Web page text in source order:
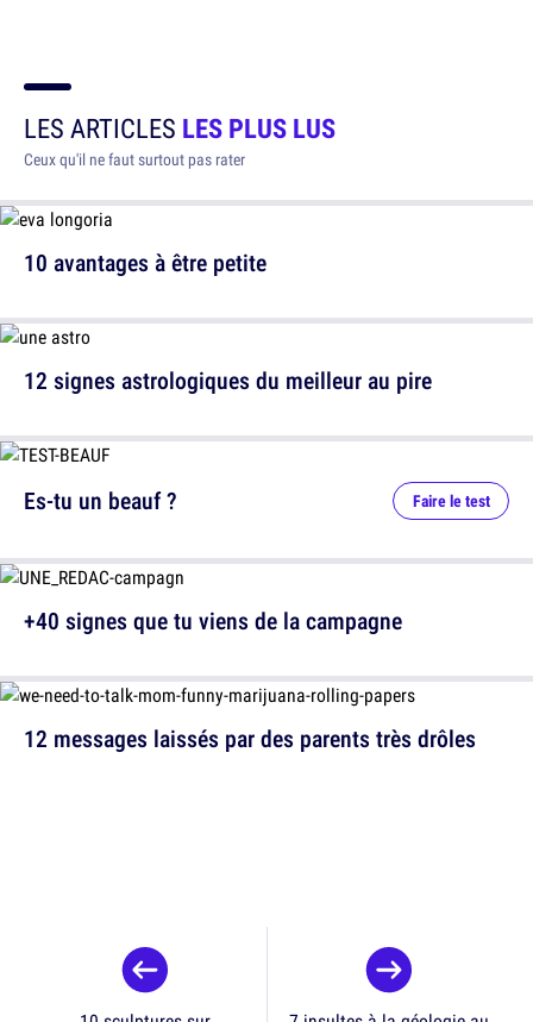
LES ARTICLES LES PLUS LUS
Ceux qu'il ne faut surtout pas rater
10 avantages à être petite
12 signes astrologiques du meilleur au pire
12 messages laissés par des parents très drôles
Es-tu un beauf ? Faire le test
+40 signes que tu viens de la campagne